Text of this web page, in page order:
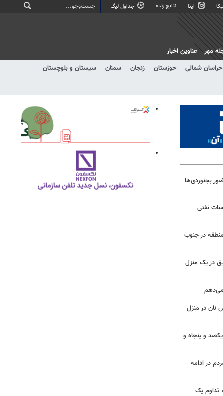
ایتا نتایج زنده جداول لیگ
خراسان شمالی خوزستان زنجان سمنان
سیستان و بلوچستان
مهر عناوین اخبار
بجنوردی‌ها
نفتی
در جنوب
در یک منزل
می‌دهم
نان در منزل
و پنجاه و
اجتماع مردم در ادامه
مردم، تداوم یک